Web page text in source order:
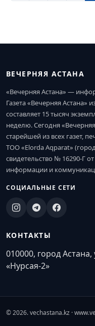
ВЕЧЕРНЯЯ АСТАНА
«Вечерняя Астана» —
Газета «Вечерняя Астана»
составляет 15 тысяч
неделю. Сегодня
старейшей из всех газет,
ТОО «Elorda Aqparat»
свидетельство № 16290-Г
информации и
СОЦИАЛЬНЫЕ СЕТИ
КОНТАКТЫ
010000, город
«Нурсая-2»
© 2026. vechastana.kz ·